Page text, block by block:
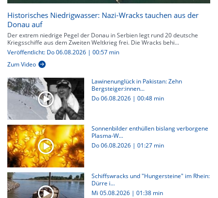
Historisches Niedrigwasser: Nazi-Wracks tauchen aus der
Donau auf
Der extrem niedrige Pegel der Donau in Serbien legt rund 20 deutsche
Kriegsschiffe aus dem Zweiten Weltkrieg frei. Die Wracks behi...
Veröffentlicht: Do 06.08.2026 | 00:57 min
Zum Video
Lawinenunglück in Pakistan: Zehn
Bergsteiger:innen...
Do 06.08.2026 | 00:48 min
Sonnenbilder enthüllen bislang verborgene
Plasma-W...
Do 06.08.2026 | 01:27 min
Schiffswracks und "Hungersteine" im Rhein:
Dürre i...
Mi 05.08.2026 | 01:38 min